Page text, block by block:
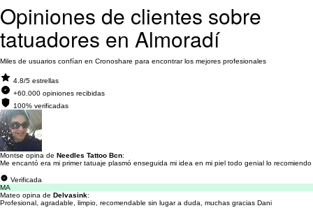
Opiniones de clientes sobre
tatuadores en Almoradí
Miles de usuarios confían en Cronoshare para encontrar los mejores profesionales
4.8/5 estrellas
+60.000 opiniones recibidas
100% verificadas
Montse opina de Needles Tattoo Bcn:
Me encantó era mi primer tatuaje plasmó enseguida mi idea en mi piel todo genial lo recomiendo
Verificada
MA
Mateo opina de Delvasink:
Profesional, agradable, limpio, recomendable sin lugar a duda, muchas gracias Dani